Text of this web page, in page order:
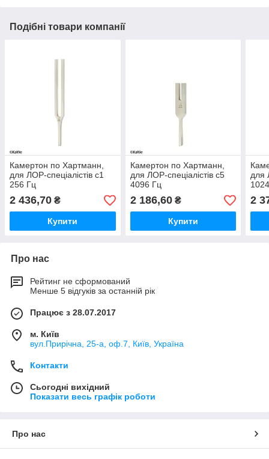
Подібні товари компанії
Камертон по Хартманн,
для ЛОР-спеціалістів c1
256 Гц
2 436,70 ₴
Купити
Камертон по Хартманн,
для ЛОР-спеціалістів c5
4096 Гц
2 186,60₴
Купити
для
2
Про нас
Рейтинг не сформований
Менше 5 відгуків за останній рік
Працює з 28.07.2017
м. Київ
вул.Прирічна, 25-а, оф.7, Київ, Україна
Контакти
Сьогодні вихідний
Показати весь графік роботи
Про нас